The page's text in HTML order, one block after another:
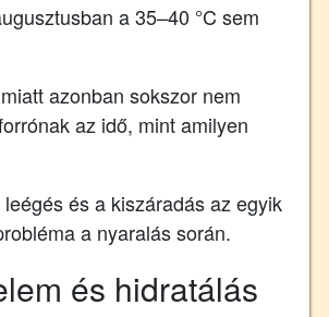
a 35–40 °C sem
azonban sokszor nem
az idő, mint amilyen
és a kiszáradás az egyik
a nyaralás során.
és hidratálás